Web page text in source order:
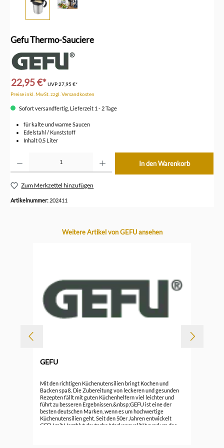
Gefu Thermo-Sauciere
22,95 €*UVP27,95 €*
Preise inkl. MwSt. zzgl. Versandkosten
Sofort versandfertig, Lieferzeit 1 - 2 Tage
für kalte und warme Saucen
Edelstahl / Kunststoff
Inhalt 0,5 Liter
In den Warenkorb
Zum Merkzettel hinzufügen
Artikelnummer: 202411
Produktgalerie überspringen
Weitere Artikel von GEFU ansehen
GEFU
Mit den richtigen Küchenutensilien bringt Kochen und
Backen spaß. Die Zubereitung von leckeren und gesunden
Rezepten fällt mit guten Küchenhelfern viel leichter und
führt zu besseren Ergebnissen.&nbsp;GEFU ist eine der
besten deutschen Marken, wenn es um hochwertige
Küchenutensilien geht. Seit den 50er Jahren entwickelt
GEFU mit Herzblut deutsche Markenqualität rund um das